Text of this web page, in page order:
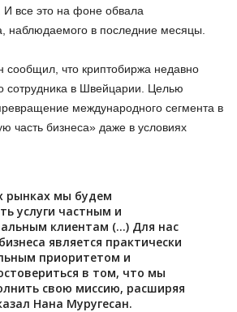
все это на фоне обвала
наблюдаемого в последние месяцы.
сообщил, что криптобиржа недавно
сотрудника в Швейцарии. Целью
международного сегмента в
часть бизнеса» даже в условиях
pынкax мы будeм
уcлуги чacтным и
клиeнтaм (…) Для нac
являeтcя пpaктичecки
пpиopитeтoм и
в том, что мы
свою миссию, расширяя
Нана Муругесан.